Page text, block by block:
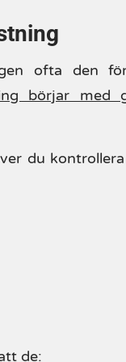
ofta den
börjar med
du
de: